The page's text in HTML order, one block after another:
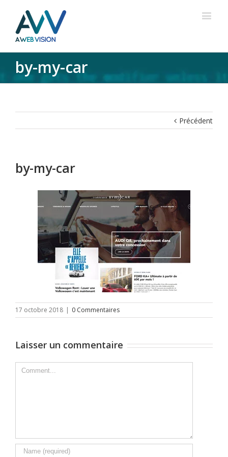
by-my-car
Précédent
by-my-car
17 octobre 2018 | 0 Commentaires
Laisser un commentaire
Comment